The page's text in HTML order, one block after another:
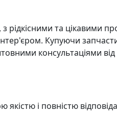
рідкісними та цікавими
Купуючи
консультаціями від
якістю і повністю